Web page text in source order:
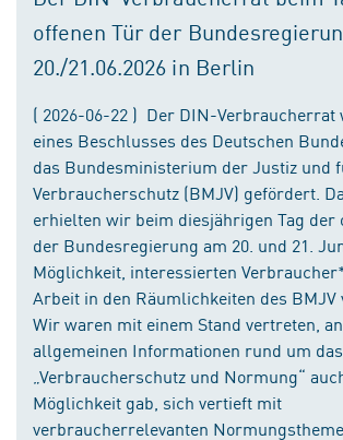
offenen Tür der
20./21.06.2026 in Berlin
( 2026-06-22 ) Der DIN-
eines Beschlusses des Deutschen
das Bundesministerium der Justiz und
Verbraucherschutz (BMJV) gefördert.
erhielten wir beim diesjährigen Tag der
der Bundesregierung am 20. und 21.
Möglichkeit, interessierten
Arbeit in den Räumlichkeiten des BMJV
Wir waren mit einem Stand vertreten,
allgemeinen Informationen rund um
„Verbraucherschutz und Normung“
Möglichkeit gab, sich vertieft mit
verbraucherrelevanten